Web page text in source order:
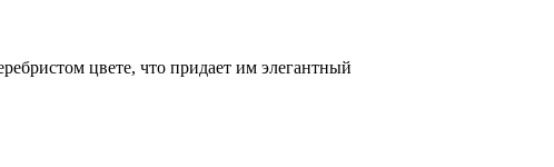
цвете, что придает им элегантный